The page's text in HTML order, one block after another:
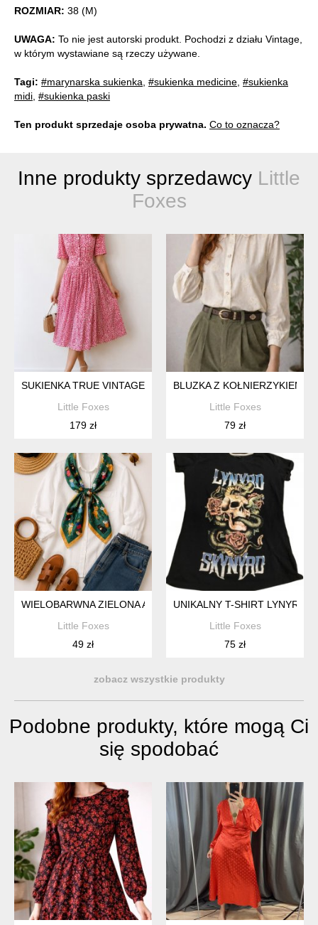
ROZMIAR: 38 (M)
UWAGA: To nie jest autorski produkt. Pochodzi z działu Vintage,
w którym wystawiane są rzeczy używane.
Tagi: #marynarska sukienka #sukienka medicine #sukienka
midi #sukienka paski
Ten produkt sprzedaje osoba prywatna. Co to oznacza?
Inne produkty sprzedawcy Little
Foxes
SUKIENKA TRUE VINTAGE PIN UP Z KOŁNIERZYKIEM
Little Foxes
179 zł
BLUZKA Z KOŁNIERZYKIEM
Little Foxes
79 zł
WIELOBARWNA ZIELONA APASZKA CHUSTKA KOTY
Little Foxes
49 zł
UNIKALNY T-SHIRT LYNYRD
Little Foxes
75 zł
zobacz wszystkie produkty
Podobne produkty, które mogą Ci
się spodobać